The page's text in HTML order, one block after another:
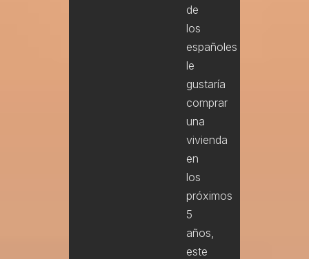
de
los
españoles
le
gustaría
comprar
una
vivienda
en
los
próximos
5
años,
este